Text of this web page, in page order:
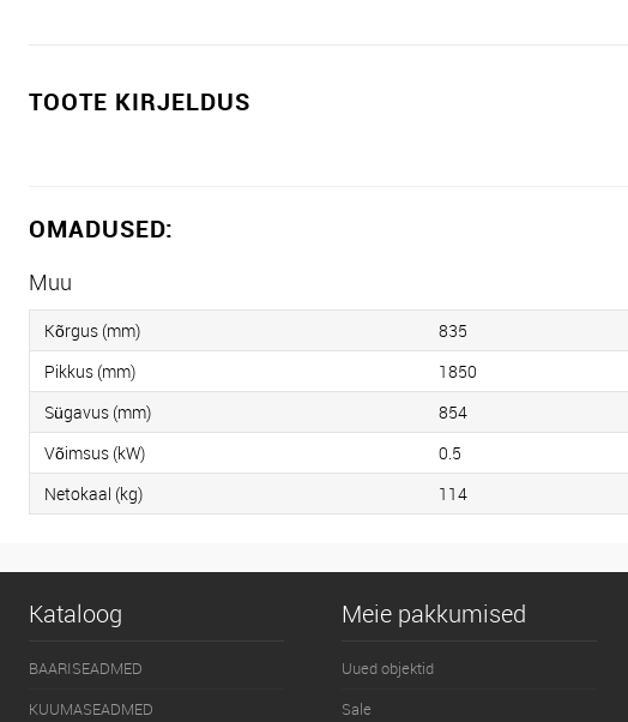
TOOTE KIRJELDUS
OMADUSED:
Muu
Kõrgus (mm)
835
Pikkus (mm)
1850
Sügavus (mm)
854
Võimsus (kW)
0.5
Netokaal (kg)
114
Kataloog
BAARISEADMED
KUUMASEADMED
Meie pakkumised
Uued objektid
Sale